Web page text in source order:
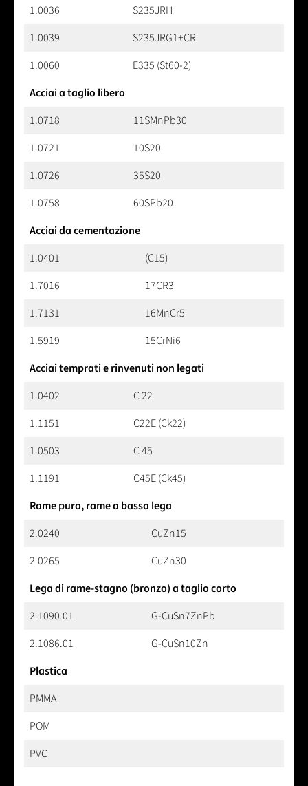
1.0036
S235JRH
1.0039
S235JRG1+CR
1.0060
E335 (St60-2)
Acciai a taglio libero
1.0718
11SMnPb30
1.0721
10S20
1.0726
35S20
1.0758
60SPb20
Acciai da cementazione
1.0401
(C15)
1.7016
17CR3
1.7131
16MnCr5
1.5919
15CrNi6
Acciai temprati e rinvenuti non legati
1.0402
C 22
1.1151
C22E (Ck22)
1.0503
C 45
1.1191
C45E (Ck45)
Rame puro, rame a bassa lega
2.0240
CuZn15
2.0265
CuZn30
Lega di rame-stagno (bronzo) a taglio corto
2.1090.01
G-CuSn7ZnPb
2.1086.01
G-CuSn10Zn
Plastica
PMMA
POM
PVC